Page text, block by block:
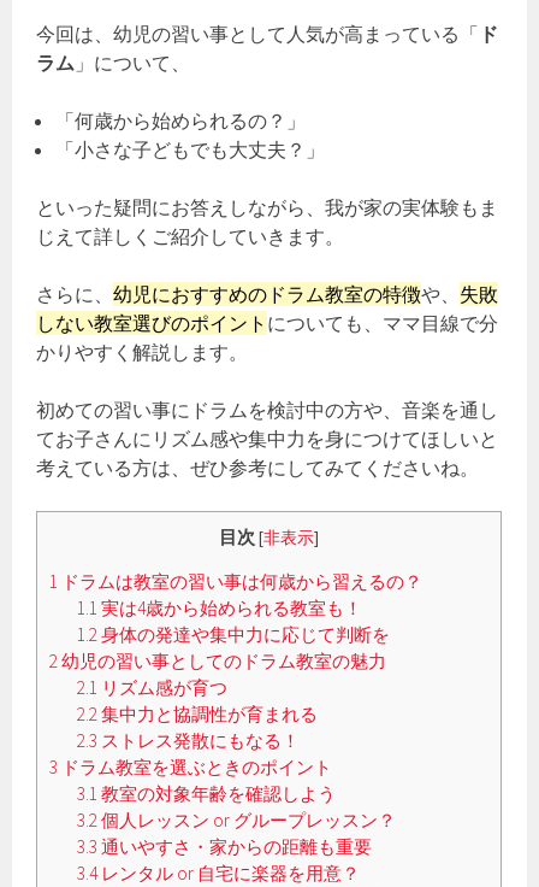
今回は、幼児の習い事として人気が高まっている「 ド
ラム 」について、
「何歳から始められるの？」
「小さな子どもでも大丈夫？」
といった疑問にお答えしながら、我が家の実体験もま
じえて詳しくご紹介していきます。
さらに、幼児におすすめのドラム教室の特徴や、 失敗
しない教室選びのポイント についても、ママ目線で分
かりやすく解説します。
初めての習い事にドラムを検討中の方や、音楽を通し
てお子さんにリズム感や集中力を身につけてほしいと
考えている方は、ぜひ参考にしてみてくださいね。
目次 [非表示]
1 ドラムは教室の習い事は何歳から習えるの？
1.1 実は4歳から始められる教室も！
1.2身体の発達や集中力に応じて判断を
2幼児の習い事としてのドラム教室の魅力
2.1 リズム感が育つ
2.2集中力と協調性が育まれる
2.3 ストレス発散にもなる！
3 ドラム教室を選ぶときのポイント
3.1 教室の対象年齢を確認しよう
3.2個人レッスン or グループレッスン？
3.3 通いやすさ・家からの距離も重要
3.4レンタル or 自宅に楽器を用意？